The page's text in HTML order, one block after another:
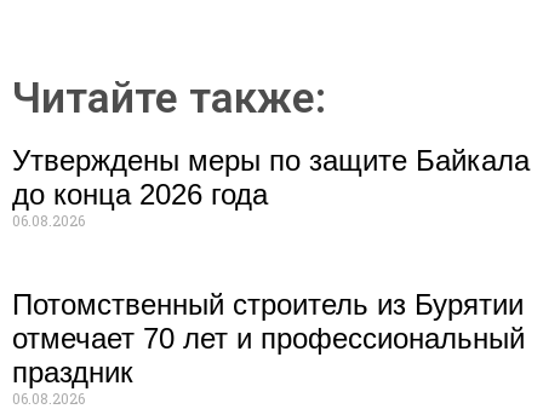
Читайте также:
Утверждены меры по защите Байкала
до конца 2026 года
06.08.2026
Потомственный строитель из Бурятии
отмечает 70 лет и профессиональный
праздник
06.08.2026